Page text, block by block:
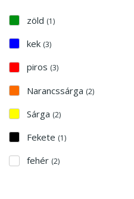
zöld (1)
kek (3)
piros (3)
Narancssárga (2)
Sárga (2)
Fekete (1)
fehér (2)